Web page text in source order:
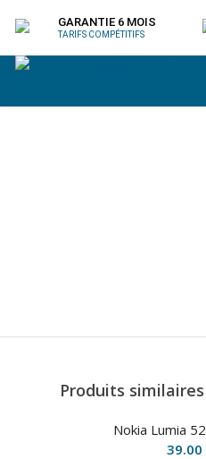
GARANTIE 6 MOIS
TARIFS COMPÉTITIFS
Produits similaires
Nokia Lumia
39.00